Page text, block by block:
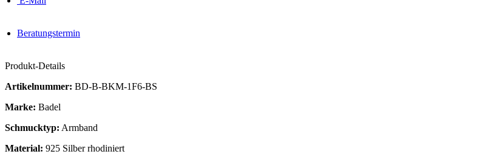
Beratungstermin
Produkt-Details
Artikelnummer: BD-B-BKM-1F6-BS
Marke: Badel
Schmucktyp: Armband
Material: 925 Silber rhodiniert